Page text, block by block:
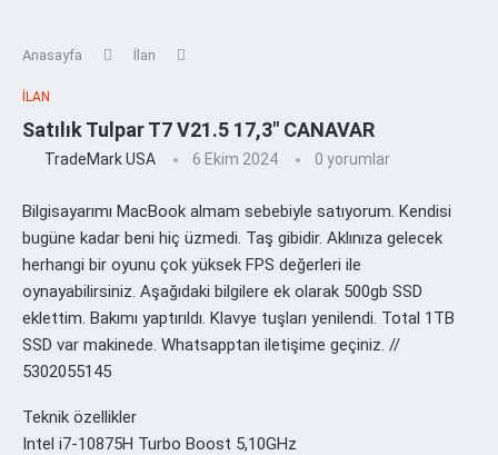
Anasayfa İlan
İLAN
Satılık Tulpar T7 V21.5 17,3″ CANAVAR
TradeMark USA 6 Ekim 2024 0 yorumlar
Bilgisayarımı MacBook almam sebebiyle satıyorum. Kendisi
bugüne kadar beni hiç üzmedi. Taş gibidir. Aklınıza gelecek
herhangi bir oyunu çok yüksek FPS değerleri ile
oynayabilirsiniz. Aşağıdaki bilgilere ek olarak 500gb SSD
eklettim. Bakımı yaptırıldı. Klavye tuşları yenilendi. Total 1TB
SSD var makinede. Whatsapptan iletişime geçiniz. //
5302055145
Teknik özellikler
Intel i7-10875H Turbo Boost 5,10GHz